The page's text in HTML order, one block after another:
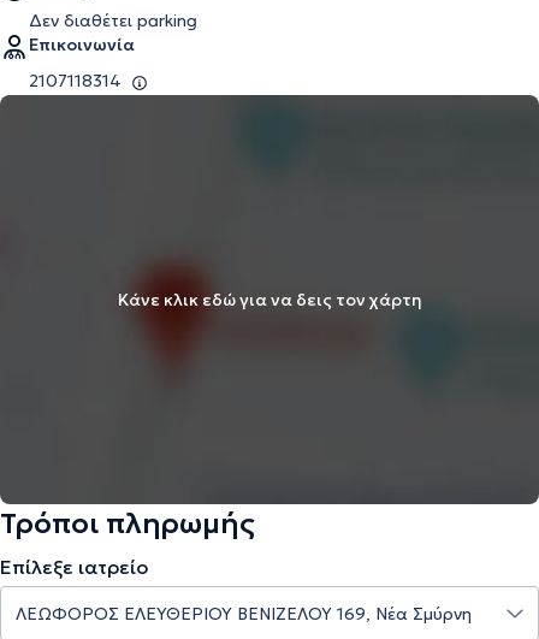
Δεν διαθέτει parking
Επικοινωνία
2107118314
Κάνε κλικ εδώ για να δεις τον χάρτη
Τρόποι πληρωμής
Επίλεξε ιατρείο